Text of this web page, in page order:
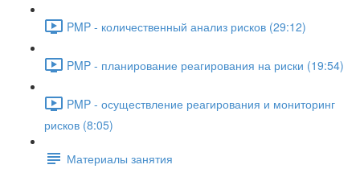
PMP - количественный анализ рисков (29:12)
PMP - планирование реагирования на риски (19:54)
PMP - осуществление реагирования и мониторинг
рисков (8:05)
Материалы занятия